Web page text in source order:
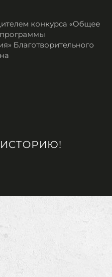
конкурса «Общее
программы
Благотворительного